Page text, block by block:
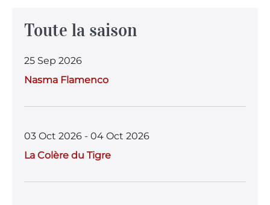
e
o
o
k
te s
p
l
Toute la saison
25 Sep 2026
Nasma Flamenco
03 Oct 2026 - 04 Oct 2026
La Colère du Tigre